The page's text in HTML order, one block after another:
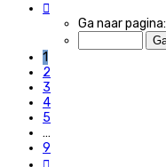
van
Ga naar pagina:
1
2
3
4
5
…
9